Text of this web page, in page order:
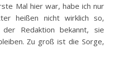
Mal hier war, habe ich nur
heißen nicht wirklich so,
Redaktion bekannt, sie
Zu groß ist die Sorge,